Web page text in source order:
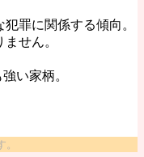
罪に関係する傾向。
せん。
い家柄。